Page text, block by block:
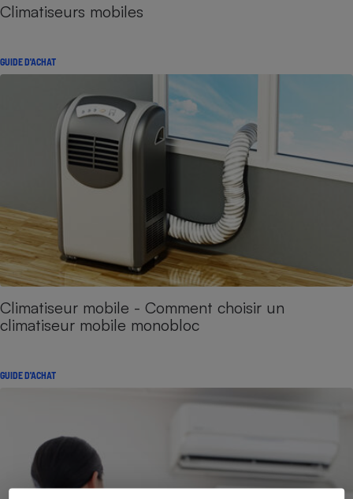
Climatiseurs mobiles
GUIDE D'ACHAT
Climatiseur mobile - Comment choisir un
climatiseur mobile monobloc
GUIDE D'ACHAT